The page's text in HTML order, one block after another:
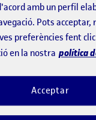
segona causa de
ne al diagnòstic
als
persones
mental i es trobin
amb un perfil
Pots acceptar,
preferències fent
en la nostra política
Acceptar